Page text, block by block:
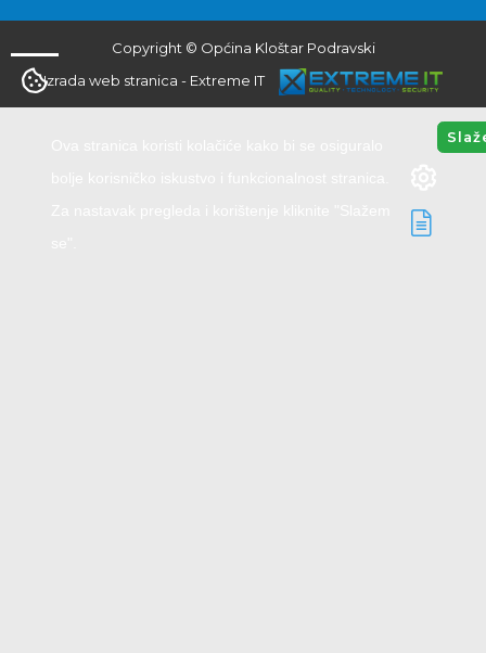
Copyright © Općina Kloštar Podravski
Izrada web stranica - Extreme IT